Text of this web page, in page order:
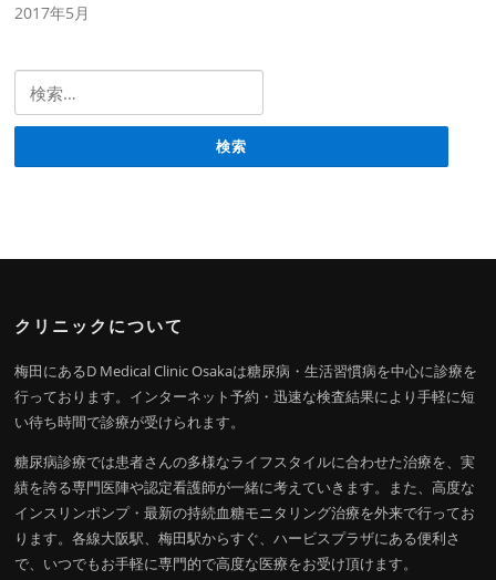
2017年5月
検索:
クリニックについて
梅田にあるD Medical Clinic Osakaは糖尿病・生活習慣病を中心に診療を
行っております。インターネット予約・迅速な検査結果により手軽に短
い待ち時間で診療が受けられます。
糖尿病診療では患者さんの多様なライフスタイルに合わせた治療を、実
績を誇る専門医陣や認定看護師が一緒に考えていきます。また、高度な
インスリンポンプ・最新の持続血糖モニタリング治療を外来で行ってお
ります。各線大阪駅、梅田駅からすぐ、ハービスプラザにある便利さ
で、いつでもお手軽に専門的で高度な医療をお受け頂けます。